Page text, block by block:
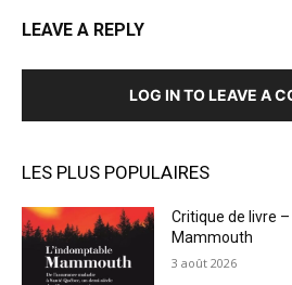
LEAVE A REPLY
LOG IN TO LEAVE A
LES PLUS POPULAIRES
Critique de livre
Mammouth
3 août 2026